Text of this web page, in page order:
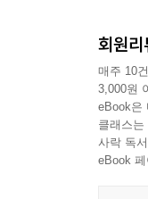
그녀만
두 번째
쓰는
‘찬란
란’은
서글프
이 책
미묘
그토록
책을 덮
- 김하
회원리
매주 10
3,000원
eBook은
클래스
사락 독
eBook